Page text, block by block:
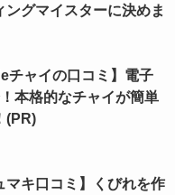
ングマイスターに決めま
チャイの口コミ】電子
本格的なチャイが簡単
(PR)
マキ口コミ】くびれを作